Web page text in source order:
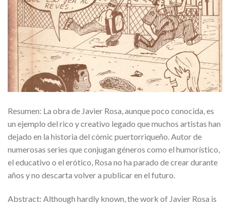
Resumen: La obra de Javier Rosa, aunque poco conocida, es
un ejemplo del rico y creativo legado que muchos artistas han
dejado en la historia del cómic puertorriqueño. Autor de
numerosas series que conjugan géneros como el humorístico,
el educativo o el erótico, Rosa no ha parado de crear durante
años y no descarta volver a publicar en el futuro.
Abstract: Although hardly known, the work of Javier Rosa is